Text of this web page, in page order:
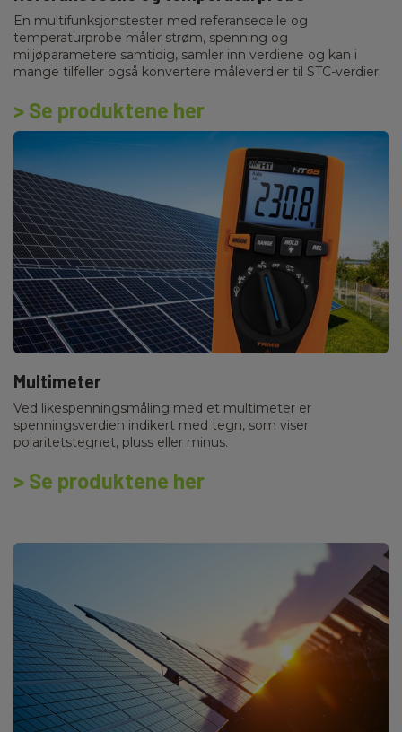
En multifunksjonstester med referansecelle og
temperaturprobe måler strøm, spenning og
miljøparametere samtidig, samler inn verdiene og kan i
mange tilfeller også konvertere måleverdier til STC-verdier.
> Se produktene her
Multimeter
Ved likespenningsmåling med et multimeter er
spenningsverdien indikert med tegn, som viser
polaritetstegnet, pluss eller minus.
> Se produktene her